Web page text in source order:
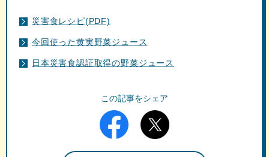
災害食レシピ(PDF)
今回使った黄実野菜ジュース
日本災害食認証取得の野菜ジュース
この記事をシェア